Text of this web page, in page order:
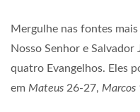
Mergulhe nas fontes
Nosso Senhor e Salvador
quatro Evangelhos. Eles
em Mateus 26-27, Marcos